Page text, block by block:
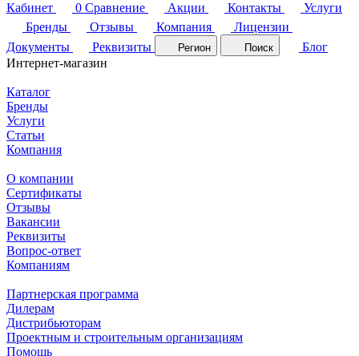
Кабинет
0 Сравнение Акции Контакты
Услуги
Бренды
Отзывы Компания
Лицензии
Документы
Реквизиты Регион Поиск
Блог
Интернет-магазин
Каталог
Бренды
Услуги
Статьи
Компания
О компании
Сертификаты
Отзывы
Вакансии
Реквизиты
Вопрос-ответ
Компаниям
Партнерская программа
Дилерам
Дистрибьюторам
Проектным и строительным организациям
Помощь